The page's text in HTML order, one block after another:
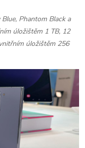
Blue, Phantom Black a
úložištěm 1 TB, 12
úložištěm 256